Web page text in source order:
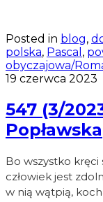
Posted in blog,
polska, Pascal ,
obyczajowa/
19 czerwca 2023
547 (3/
Popławska
Bo wszystko kręci
człowiek jest
w nią wątpią,